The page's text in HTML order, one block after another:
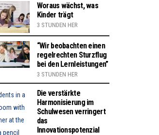
Woraus wächst, was
Kinder trägt
3 STUNDEN HER
“Wir beobachten einen
regelrechten Sturzflug
bei den Lernleistungen”
3 STUNDEN HER
Die verstärkte
Harmonisierung im
Schulwesen verringert
das
Innovationspotenzial